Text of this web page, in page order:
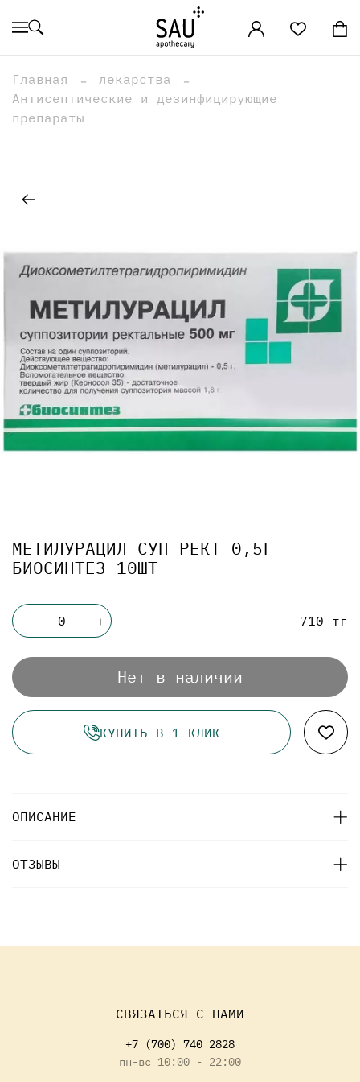
Главная
лекарства
Антисептические и дезинфицирующие
препараты
МЕТИЛУРАЦИЛ СУП РЕКТ 0,5Г
БИОСИНТЕЗ 10ШТ
- + 710 тг
Нет в наличии
КУПИТЬ В 1 КЛИК
ОПИСАНИЕ
ОТЗЫВЫ
СВЯЗАТЬСЯ С НАМИ
+7 (700) 740 2828
пн-вс 10:00 - 22:00